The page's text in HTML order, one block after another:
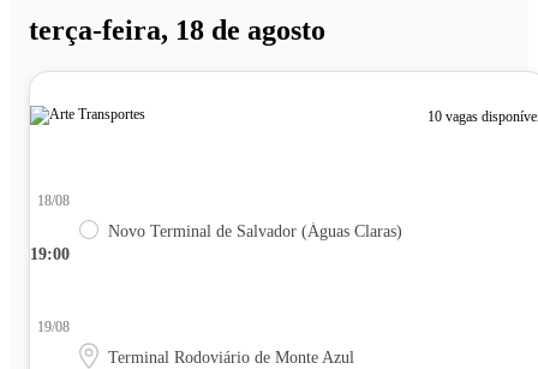
terça-feira, 18 de agosto
10 vagas
19:00
18/08
Novo Terminal de Salvador (Águas Claras)
19/08
Terminal Rodoviário de Monte Azul